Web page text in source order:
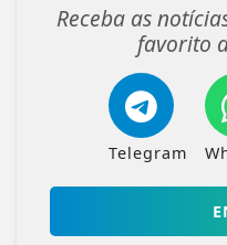
Receba as
favorito
Telegram